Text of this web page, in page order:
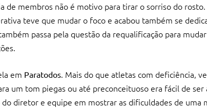
de membros não é motivo para tirar o sorriso do rosto.
teve que mudar o foco e acabou também se
passa pela questão da requalificação para
em Paratodos. Mais do que atletas com deficiência,
um tom piegas ou até preconceituoso era fácil de ser
diretor e equipe em mostrar as dificuldades de uma